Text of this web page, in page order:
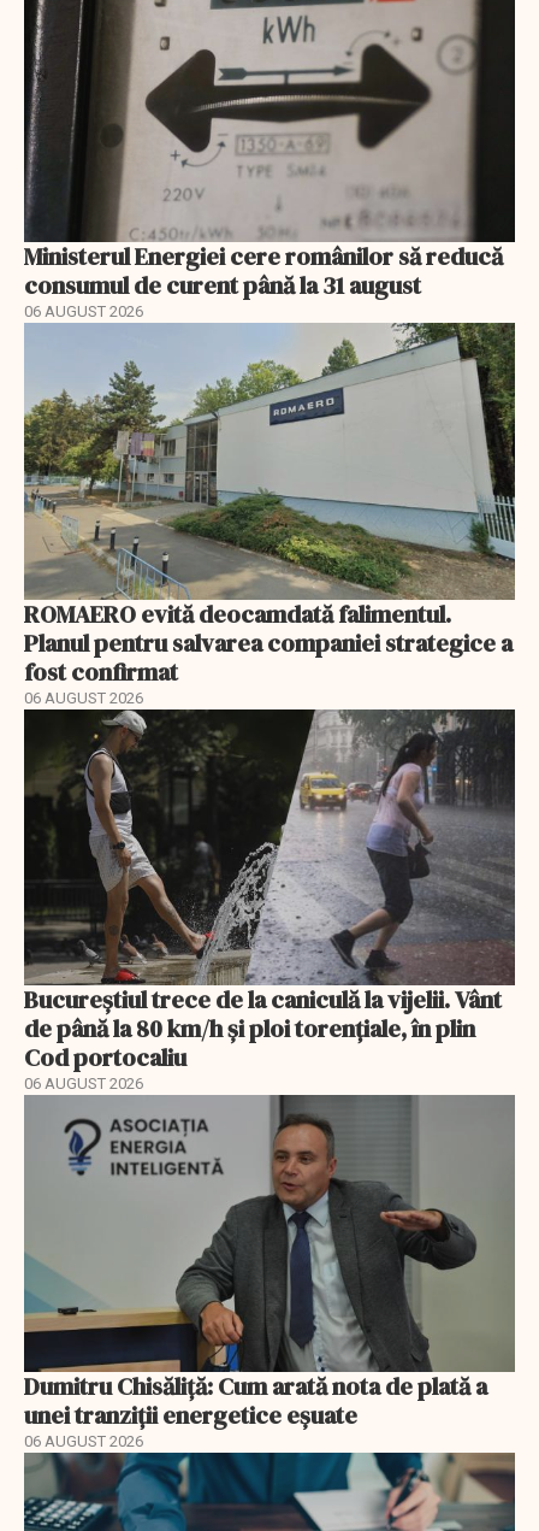
Ministerul Energiei cere românilor să reducă
consumul de curent până la 31 august
06 AUGUST 2026
ROMAERO evită deocamdată falimentul.
Planul pentru salvarea companiei strategice a
fost confirmat
06 AUGUST 2026
Bucureștiul trece de la caniculă la vijelii. Vânt
de până la 80 km/h și ploi torențiale, în plin
Cod portocaliu
06 AUGUST 2026
Dumitru Chisăliță: Cum arată nota de plată a
unei tranziții energetice eșuate
06 AUGUST 2026